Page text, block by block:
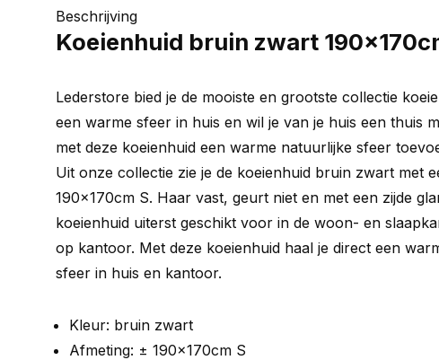
Beschrijving
Koeienhuid bruin zwart
Lederstore bied je de mooiste en grootste collectie
een warme sfeer in huis en wil je van je huis een thuis
met deze koeienhuid een warme natuurlijke sfeer
Uit onze collectie zie je de koeienhuid bruin zwart met
190x170cm S. Haar vast, geurt niet en met een zijde
koeienhuid uiterst geschikt voor in de woon- en
op kantoor. Met deze koeienhuid haal je direct een
sfeer in huis en kantoor.
Kleur: bruin zwart
Afmeting: ± 190x170cm S